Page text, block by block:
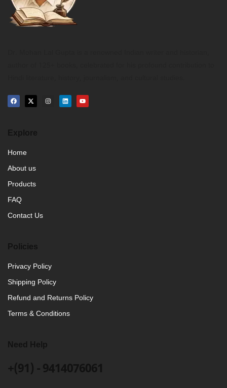
Explore
Home
About us
Products
FAQ
Contact Us
Policies
Privacy Policy
Shipping Policy
Refund and Returns Policy
Terms & Conditions
Need Help
+(91) - 9414076061